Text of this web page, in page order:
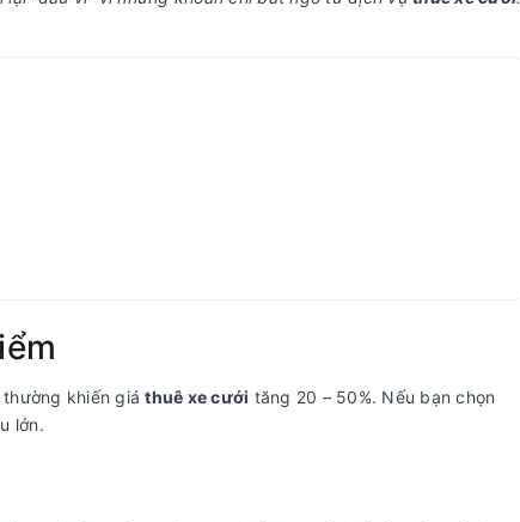
thường khiến giáthuê xe cưới tăng 20 – 50%. Nếu bạn chọn
lớn.